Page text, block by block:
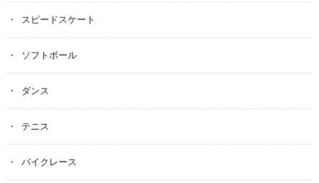
スピードスケート
ソフトボール
ダンス
テニス
バイクレース